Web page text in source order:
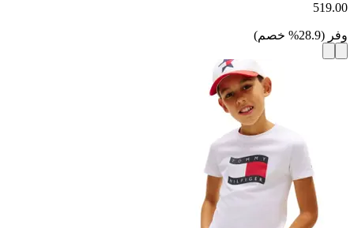
519.00
وفر (
28.9
% خصم)